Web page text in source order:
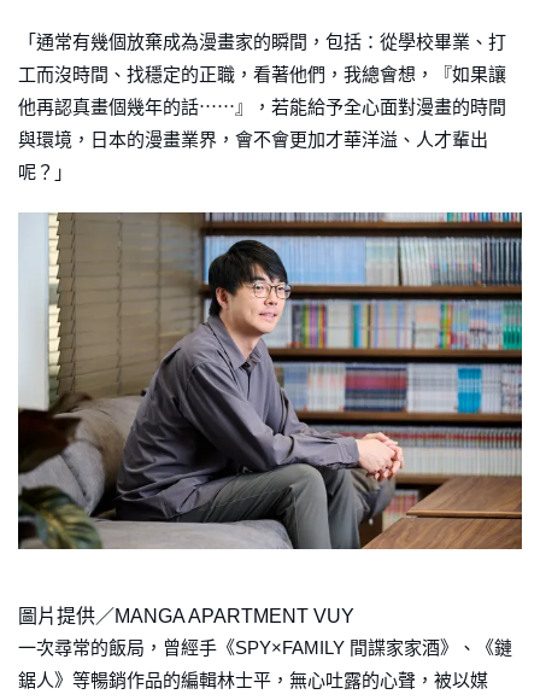
「通常有幾個放棄成為漫畫家的瞬間，包括：從學校畢業、打
工而沒時間、找穩定的正職，看著他們，我總會想，『如果讓
他再認真畫個幾年的話⋯⋯』，若能給予全心面對漫畫的時間
與環境，日本的漫畫業界，會不會更加才華洋溢、人才輩出
呢？」
圖片提供／MANGA APARTMENT VUY
一次尋常的飯局，曾經手《SPY×FAMILY 間諜家家酒》、《鏈
鋸人》等暢銷作品的編輯林士平，無心吐露的心聲，被以媒